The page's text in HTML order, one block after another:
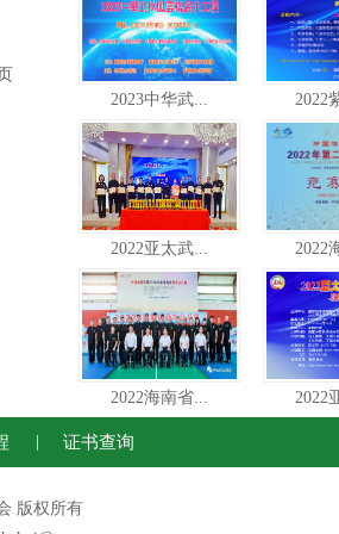
2023中华武...
2022
2022亚太武... 2022
2022海南省... 2022
证书查询
版权所有